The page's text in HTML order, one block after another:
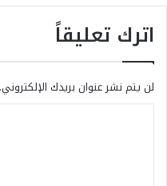
اترك تعليقاً
لن يتم نشر عنوان بريدك الإلكتروني.